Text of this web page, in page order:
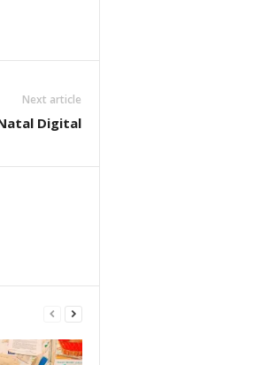
Next article
Digital